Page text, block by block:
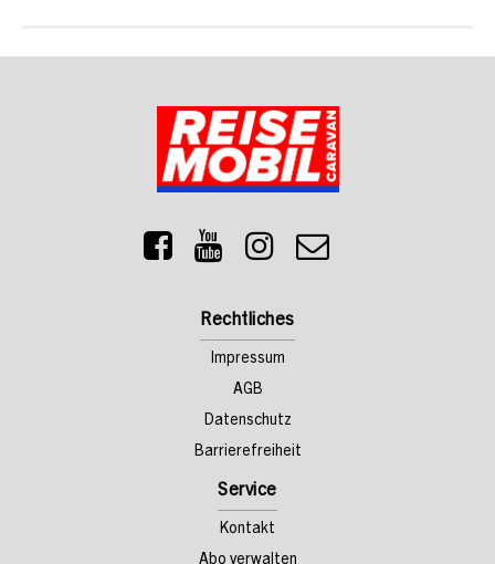
Rechtliches
Impressum
AGB
Datenschutz
Barrierefreiheit
Service
Kontakt